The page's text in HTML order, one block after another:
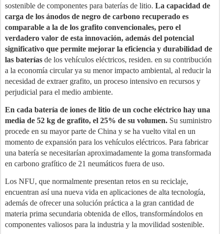
sostenible de componentes para baterías de litio. La capacidad de
carga de los ánodos de negro de carbono recuperado es
comparable a la de los grafito convencionales, pero el
verdadero valor de esta innovación, además del potencial
significativo que permite mejorar la eficiencia y durabilidad de
las baterías de los vehículos eléctricos, residen. en su contribución
a la economía circular ya su menor impacto ambiental, al reducir la
necesidad de extraer grafito, un proceso intensivo en recursos y
perjudicial para el medio ambiente.
En cada batería de iones de litio de un coche eléctrico hay una
media de 52 kg de grafito, el 25% de su volumen. Su suministro
procede en su mayor parte de China y se ha vuelto vital en un
momento de expansión para los vehículos eléctricos. Para fabricar
una batería se necesitarían aproximadamente la goma transformada
en carbono grafítico de 21 neumáticos fuera de uso.
Los NFU, que normalmente presentan retos en su reciclaje,
encuentran así una nueva vida en aplicaciones de alta tecnología,
además de ofrecer una solución práctica a la gran cantidad de
materia prima secundaria obtenida de ellos, transformándolos en
componentes valiosos para la industria y la movilidad sostenible.